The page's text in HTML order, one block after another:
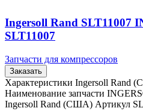
Ingersoll Rand SLT11007
SLT11007
Запчасти для компрессоров
Заказать
Характеристики Ingersoll Rand
Наименование запчасти
Ingersoll Rand (США) Артикул